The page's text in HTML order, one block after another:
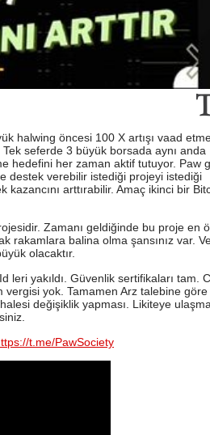
halwing öncesi 100 X artışı vaad
Tek seferde 3 büyük borsada aynı anda
hedefini her zaman aktif tutuyor. Paw
destek verebilir istediği projeyi istediği
arttırabilir. Amaç ikinci bir
Zamanı geldiğinde bu proje en
rakamlara balina olma şansınız var.
olacaktır.
leri yakıldı. Güvenlik sertifikaları tam.
vergisi yok. Tamamen Arz talebine
değişiklik yapması. Likiteye
t.me/PawSociety